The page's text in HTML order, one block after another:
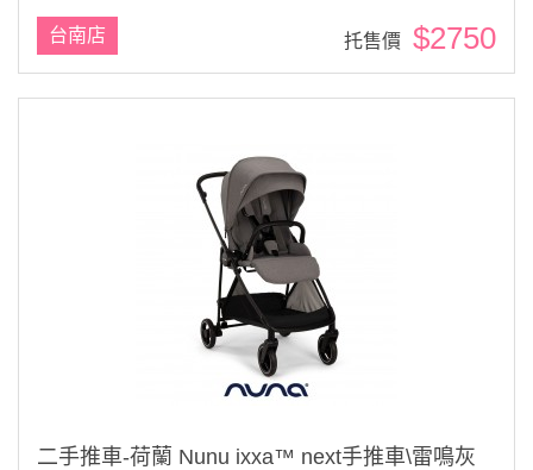
$2750
托售價
台南店
二手推車-荷蘭 Nunu ixxa™ next手推車\雷鳴灰